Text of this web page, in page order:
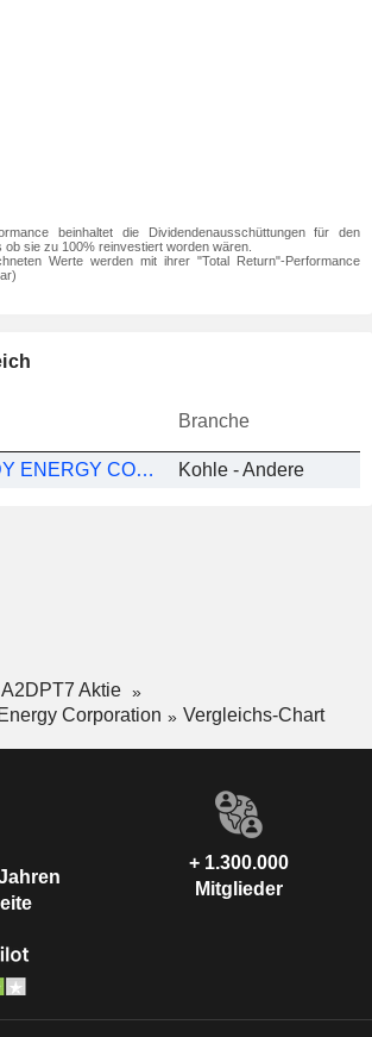
beinhaltet die Dividendenausschüttungen für den
sie zu 100% reinvestiert worden wären.
Werte werden mit ihrer "Total Return"-Performance
Branche
PEABODY ENERGY CORPORATION Kohle - Andere
A2DPT7 Aktie
Corporation
Vergleichs-Chart
+ 1.300.000
Mitglieder